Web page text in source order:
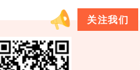
关注我们